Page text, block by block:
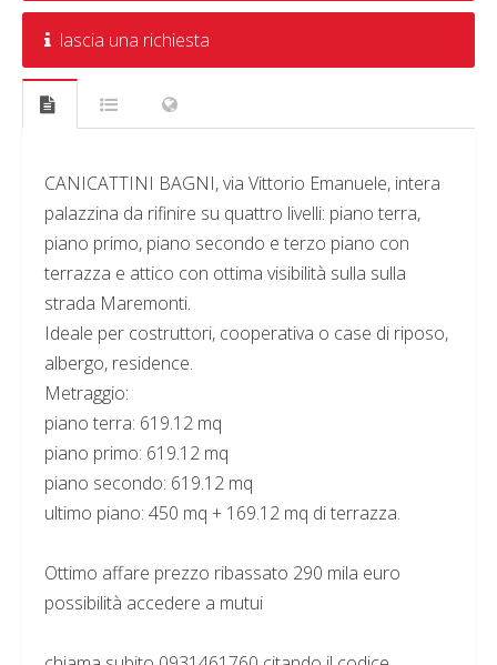
lascia una richiesta
CANICATTINI BAGNI, via Vittorio Emanuele, intera
palazzina da rifinire su quattro livelli: piano terra,
piano primo, piano secondo e terzo piano con
terrazza e attico con ottima visibilità sulla sulla
strada Maremonti.
Ideale per costruttori, cooperativa o case di riposo,
albergo, residence.
Metraggio:
piano terra: 619.12 mq
piano primo: 619.12 mq
piano secondo: 619.12 mq
ultimo piano: 450 mq + 169.12 mq di terrazza.
Ottimo affare prezzo ribassato 290 mila euro
possibilità accedere a mutui